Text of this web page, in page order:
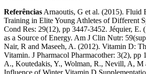
Referências Arnaoutis, G et al. (2015). Fluid
Training in Elite Young Athletes of Different
Cond Res: 29(12), pp 3447-3452. Jéquier, E.
as a Source of Energy. Am J Clin Nutr:
Nair, R and Maseeh, A. (2012). Vitamin D:
Vitamin. J Pharmacol Pharmacother: 3(2), pp
A., Koutedakis, Y., Wolman, R., Nevill, A, M
Influence of Winter Vitamin D